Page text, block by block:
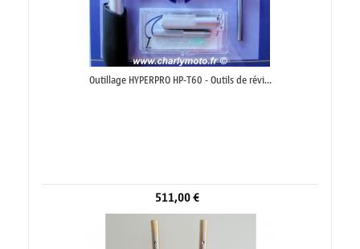
Outillage HYPERPRO HP-T60 - Outils de révi...
511,00 €